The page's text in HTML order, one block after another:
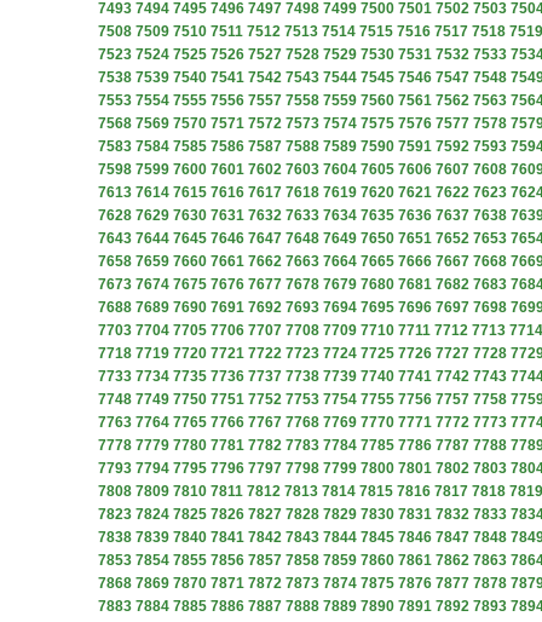
7493 7494 7495 7496 7497 7498 7499 7500 7501 7502 7503
7508 7509 7510 7511 7512 7513 7514 7515 7516 7517 7518 7519
7523 7524 7525 7526 7527 7528 7529 7530 7531 7532 7533
7538 7539 7540 7541 7542 7543 7544 7545 7546 7547 7548
7553 7554 7555 7556 7557 7558 7559 7560 7561 7562 7563
7568 7569 7570 7571 7572 7573 7574 7575 7576 7577 7578
7583 7584 7585 7586 7587 7588 7589 7590 7591 7592 7593
7598 7599 7600 7601 7602 7603 7604 7605 7606 7607 7608
7613 7614 7615 7616 7617 7618 7619 7620 7621 7622 7623
7628 7629 7630 7631 7632 7633 7634 7635 7636 7637 7638
7643 7644 7645 7646 7647 7648 7649 7650 7651 7652 7653
7658 7659 7660 7661 7662 7663 7664 7665 7666 7667 7668
7673 7674 7675 7676 7677 7678 7679 7680 7681 7682 7683
7688 7689 7690 7691 7692 7693 7694 7695 7696 7697 7698
7703 7704 7705 7706 7707 7708 7709 7710 7711 7712 7713 7714
7718 7719 7720 7721 7722 7723 7724 7725 7726 7727 7728
7733 7734 7735 7736 7737 7738 7739 7740 7741 7742 7743
7748 7749 7750 7751 7752 7753 7754 7755 7756 7757 7758
7763 7764 7765 7766 7767 7768 7769 7770 7771 7772 7773
7778 7779 7780 7781 7782 7783 7784 7785 7786 7787 7788
7793 7794 7795 7796 7797 7798 7799 7800 7801 7802 7803
7808 7809 7810 7811 7812 7813 7814 7815 7816 7817 7818 7819
7823 7824 7825 7826 7827 7828 7829 7830 7831 7832 7833
7838 7839 7840 7841 7842 7843 7844 7845 7846 7847 7848
7853 7854 7855 7856 7857 7858 7859 7860 7861 7862 7863
7868 7869 7870 7871 7872 7873 7874 7875 7876 7877 7878
7883 7884 7885 7886 7887 7888 7889 7890 7891 7892 7893